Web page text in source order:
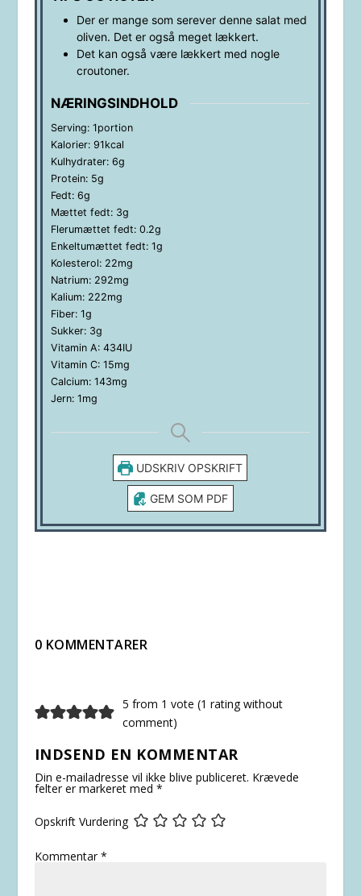
Der er mange som serever denne salat med
oliven. Det er også meget lækkert.
Det kan også være lækkert med nogle
croutoner.
NÆRINGSINDHOLD
Serving: 1portion
Kalorier: 91kcal
Kulhydrater: 6g
Protein: 5g
Fedt: 6g
Mættet fedt: 3g
Flerumættet fedt: 0.2g
Enkeltumættet fedt: 1g
Kolesterol: 22mg
Natrium: 292mg
Kalium: 222mg
Fiber: 1g
Sukker: 3g
Vitamin A: 434IU
Vitamin C: 15mg
Calcium: 143mg
Jern: 1mg
UDSKRIV OPSKRIFT
GEM SOM PDF
0 KOMMENTARER
5 from 1 vote (1 rating without
comment)
INDSEND EN KOMMENTAR
Din e-mailadresse vil ikke blive publiceret. Krævede
felter er markeret med *
Opskrift Vurdering
Kommentar*